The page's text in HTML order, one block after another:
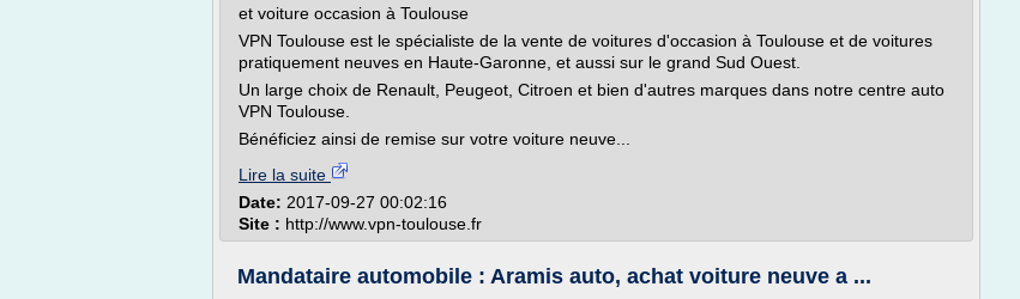
et voiture occasion à Toulouse
VPN Toulouse est le spécialiste de la vente de voitures d'occasion à Toulouse et de voitures
pratiquement neuves en Haute-Garonne, et aussi sur le grand Sud Ouest.
Un large choix de Renault, Peugeot, Citroen et bien d'autres marques dans notre centre auto
VPN Toulouse.
Bénéficiez ainsi de remise sur votre voiture neuve...
Lire la suite
Date: 2017-09-27 00:02:16
Site : http://www.vpn-toulouse.fr
Mandataire automobile : Aramis auto, achat voiture neuve a ...